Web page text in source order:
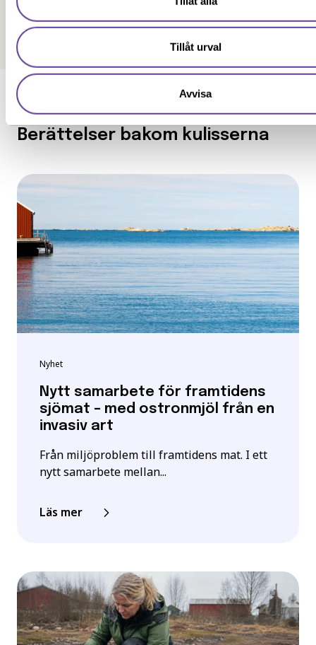
Tillåt urval
Avvisa
Berättelser bakom kulisserna
Nyhet
Nytt samarbete för framtidens
sjömat – med ostronmjöl från en
invasiv art
Från miljöproblem till framtidens mat. I ett
nytt samarbete mellan...
Läs mer
Jag ger samtycke till att YH Akademin sparar och använder
uppgifter enligtsamtyckesavtaletsom jag har läst och
Särskilda förkunskaper